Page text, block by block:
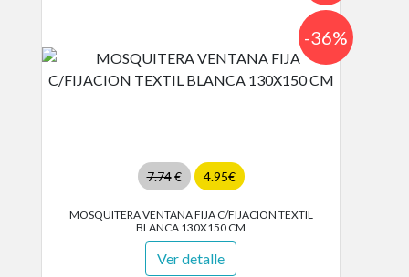
7.74€ 4.95€
-36%
MOSQUITERA VENTANA FIJA C/FIJACION TEXTIL
BLANCA 130X150 CM
Ver detalle